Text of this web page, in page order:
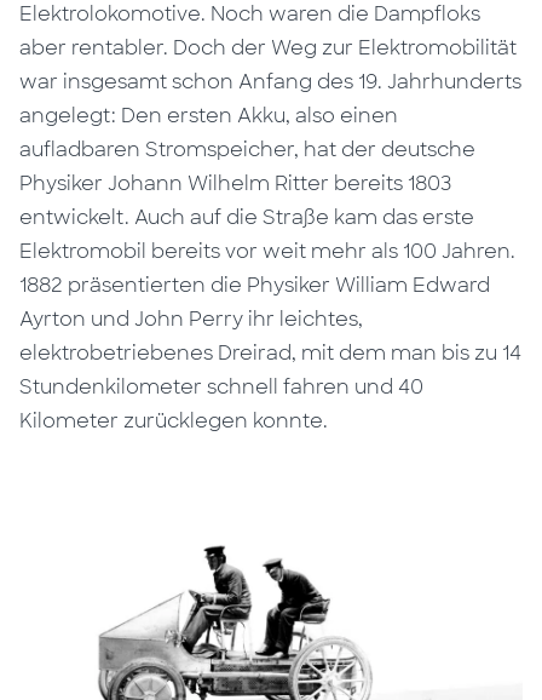
Elektrolokomotive. Noch waren die Dampfloks
aber rentabler. Doch der Weg zur Elektromobilität
war insgesamt schon Anfang des 19. Jahrhunderts
angelegt: Den ersten Akku, also einen
aufladbaren Stromspeicher, hat der deutsche
Physiker Johann Wilhelm Ritter bereits 1803
entwickelt. Auch auf die Straße kam das erste
Elektromobil bereits vor weit mehr als 100 Jahren.
1882 präsentierten die Physiker William Edward
Ayrton und John Perry ihr leichtes,
elektrobetriebenes Dreirad, mit dem man bis zu 14
Stundenkilometer schnell fahren und 40
Kilometer zurücklegen konnte.